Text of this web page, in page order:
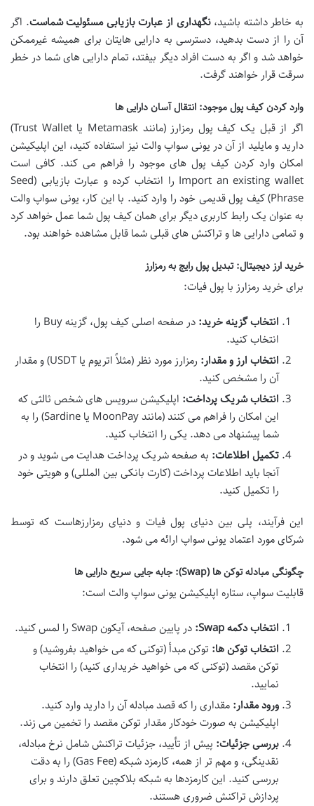
به خاطر داشته باشید،نگهداری از عبارت بازیابی مسئولیت شماست. اگر
آن را از دست بدهید، دسترسی به دارایی هایتان برای همیشه غیرممکن
خواهد شد و اگر به دست افراد دیگر بیفتد، تمام دارایی های شما در خطر
سرقت قرار خواهند گرفت.
وارد کردن کیف پول موجود: انتقال آسان دارایی ها
اگر از قبل یک کیف پول رمزارز (مانند Metamask یا Trust Wallet)
دارید و مایلید از آن در یونی سواپ والت نیز استفاده کنید، این اپلیکیشن
امکان وارد کردن کیف پول های موجود را فراهم می کند. کافی است
Import an existing wallet را انتخاب کرده و عبارت بازیابی (Seed
Phrase) کیف پول قدیمی خود را وارد کنید. با این کار، یونی سواپ والت
به عنوان یک رابط کاربری دیگر برای همان کیف پول شما عمل خواهد کرد
و تمامی دارایی ها و تراکنش های قبلی شما قابل مشاهده خواهند بود.
خرید ارز دیجیتال: تبدیل پول رایج به رمزارز
برای خرید رمزارز با پول فیات:
انتخاب گزینه خرید:
در صفحه اصلی کیف پول، گزینه Buy را
انتخاب کنید.
انتخاب ارز و مقدار:
رمزارز مورد نظر (مثلاً اتریوم یا USDT) و مقدار
آن را مشخص کنید.
انتخاب شریک پرداخت: اپلیکیشن سرویس های شخص ثالثی که
این امکان را فراهم می کنند (مانند MoonPay یا Sardine) را به
شما پیشنهاد می دهد. یکی را انتخاب کنید.
تکمیل اطلاعات: به صفحه شریک پرداخت هدایت می شوید و در
آنجا باید اطلاعات پرداخت (کارت بانکی بین المللی) و هویتی خود
را تکمیل کنید.
این فرآیند، پلی بین دنیای پول فیات و دنیای رمزارزهاست که توسط
شرکای مورد اعتماد یونی سواپ ارائه می شود.
چگونگی مبادله توکن ها (Swap): جابه جایی سریع دارایی ها
قابلیت سواپ، ستاره اپلیکیشن یونی سواپ والت است:
انتخاب دکمه Swap:
در پایین صفحه، آیکون Swap را لمس کنید.
انتخاب توکن ها: توکن مبدأ (توکنی که می خواهید بفروشید) و
توکن مقصد (توکنی که می خواهید خریداری کنید) را انتخاب
نمایید.
ورود مقدار: مقداری را که قصد مبادله آن را دارید وارد کنید.
اپلیکیشن به صورت خودکار مقدار توکن مقصد را تخمین می زند.
بررسی جزئیات: پیش از تأیید، جزئیات تراکنش شامل نرخ مبادله،
نقدینگی، و مهم تر از همه، کارمزد شبکه (Gas Fee) را به دقت
بررسی کنید. این کارمزدها به شبکه بلاکچین تعلق دارند و برای
پردازش تراکنش ضروری هستند.